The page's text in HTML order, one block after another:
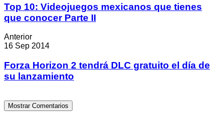
Top 10: Videojuegos mexicanos que tienes
que conocer Parte II
Anterior
16 Sep 2014
Forza Horizon 2 tendrá DLC gratuito el día de
su lanzamiento
Mostrar Comentarios